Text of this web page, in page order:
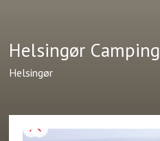
Helsingør Camping
Helsingør